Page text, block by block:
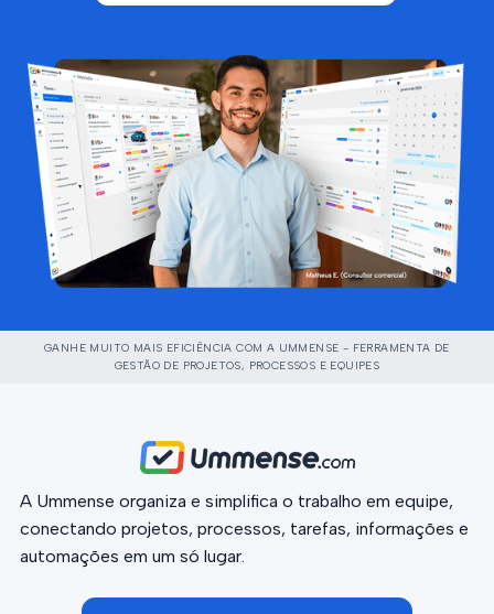
GANHE MUITO MAIS EFICIÊNCIA COM A UMMENSE - FERRAMENTA DE
GESTÃO DE PROJETOS, PROCESSOS E EQUIPES
A Ummense organiza e simplifica o trabalho em equipe,
conectando projetos, processos, tarefas, informações e
automações em um só lugar.